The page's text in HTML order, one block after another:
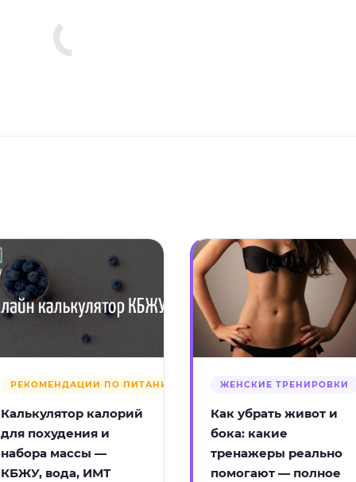
РЕКОМЕНДАЦИИ ПО ПИТАНИЮ
Калькулятор калорий
для похудения и
набора массы —
КБЖУ, вода, ИМТ
ЖЕНСКИЕ ТРЕНИРОВКИ
Как убрать живот и
бока: какие
тренажеры реально
помогают — полное